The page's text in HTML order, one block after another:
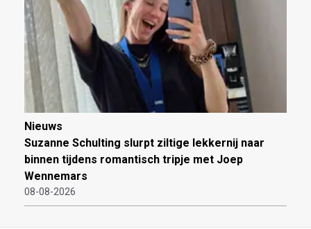
Nieuws
Suzanne Schulting slurpt ziltige lekkernij naar
binnen tijdens romantisch tripje met Joep
Wennemars
08-08-2026